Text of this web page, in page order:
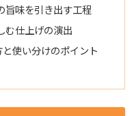
旨味を引き出す工程
む仕上げの演出
使い分けのポイント